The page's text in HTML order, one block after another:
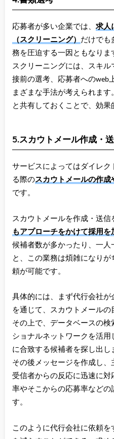
応募者が多い企業では、 求人
（スクリーニング）だけでも
務を圧迫する一因ともなりま
スクリーニングには、スキ
接前の選考、応募者へのweb
まざまな手法が考えられま
と共有しておくことで、効果
5.スカウトメール作成・
サービスによってはダイレ
る際のスカウトメールの作成
です。
スカウトメールを作成・送信
もアプローチをかけて採用を
候補者数が多かったり、一人
と、この業務は煩雑になり
頼が可能です。
具体的には、まず代行会社
を通じて、スカウトメールの
その上で、データベースの
ショナルネットワークを活
に合致する候補者を探し出し
その後メッセージを作成し
受信者からの反応に迅速に
率やそこからの応募率などの
す。
このように代行会社に依頼